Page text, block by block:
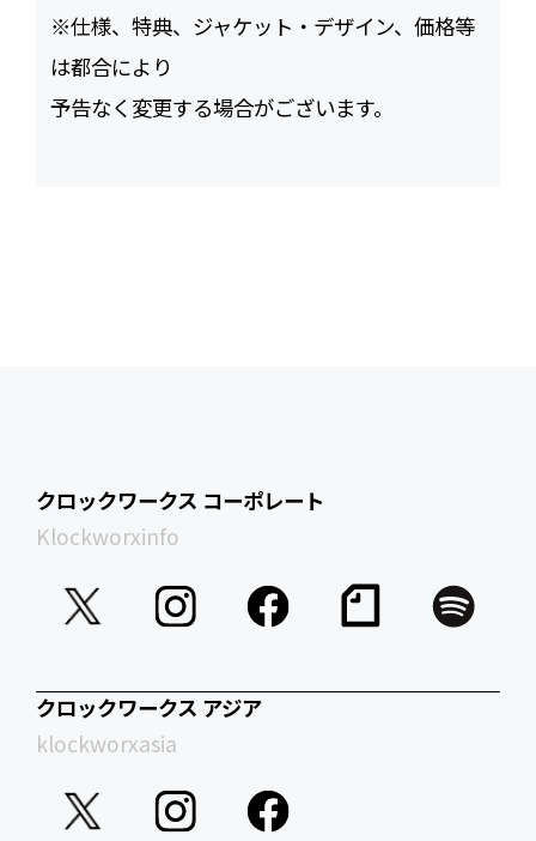
※仕様、特典、ジャケット・デザイン、価格等
は都合により
予告なく変更する場合がございます。
クロックワークス コーポレート
Klockworxinfo
クロックワークス アジア
klockworxasia